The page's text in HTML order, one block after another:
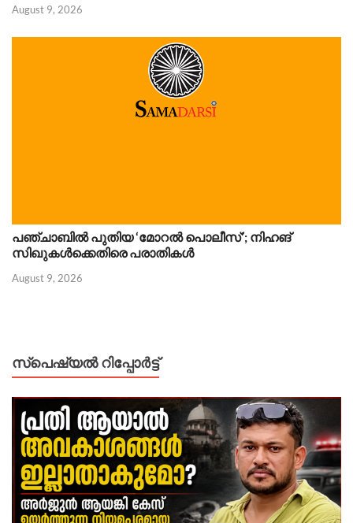
August 9, 2026
പഞ്ചാബിൽ പുതിയ ‘മോറൽ പൊലീസ്’; നിഹങ്
സിഖുകൾക്കെതിരെ പരാതികൾ
August 9, 2026
സ്പെഷ്യൽ റിപ്പോര്‍ട്ട്